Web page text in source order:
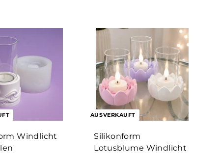
Windlicht
AUSVERKAUFT
Silikonform
Lotusblume Windlicht